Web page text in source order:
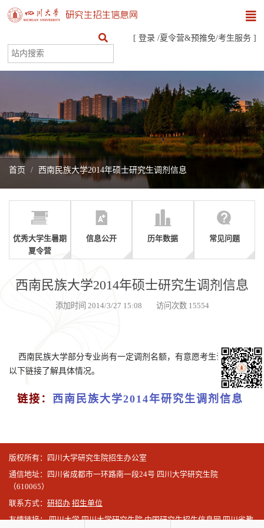
[ 登录 /夏令营&预推免/考生服务 ]
首页 西南民族大学2014年硕士研究生调剂信息
优秀大学生暑期
夏令营
信息公开 历年数据 常见问题
西南民族大学2014年硕士研究生调剂信息
添加时间 2014/3/27 15:08 访问次数 15554
西南民族大学部分专业尚有一定调剂名额，有意愿考生访问点击
以下链接了解具体情况。
链接： 西南民族大学2014年研究生调剂信息
版权所有：四川大学研究生院招生办公室
通信地址：四川省成都市一环路南一段24号 四川大学研究生院
（610065）
联系方式： 研招办 招生单位
友情链接：四川大学 四川大学研究生院 中国研究生招生信息网 四川省教